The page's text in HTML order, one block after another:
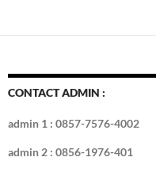
b
o
o
k
er es
t
bl
r
CONTACT ADMIN :
admin 1 : 0857-7576-4002
admin 2 : 0856-1976-401